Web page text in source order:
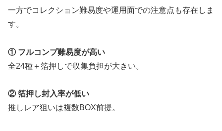
一方でコレクション難易度や運用面での注意点も存在しま
す。
① フルコンプ難易度が高い
全24種＋箔押しで収集負担が大きい。
② 箔押し封入率が低い
推しレア狙いは複数BOX前提。